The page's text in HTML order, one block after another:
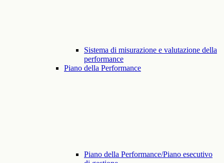
Sistema di misurazione e valutazione della
performance
Piano della Performance
Piano della Performance/Piano esecutivo